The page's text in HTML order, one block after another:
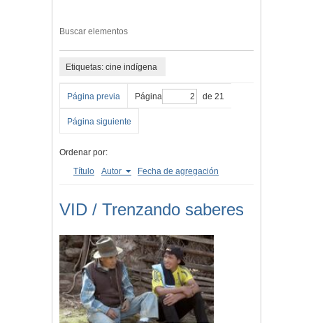
Buscar elementos
Etiquetas: cine indígena
Página previa Página de 21
Página siguiente
Ordenar por:
Título
Autor Fecha de agregación
VID / Trenzando saberes